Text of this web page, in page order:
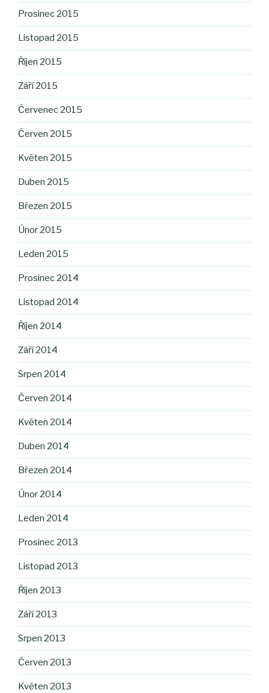
Prosinec 2015
Listopad 2015
Říjen 2015
Září 2015
Červenec 2015
Červen 2015
Květen 2015
Duben 2015
Březen 2015
Únor 2015
Leden 2015
Prosinec 2014
Listopad 2014
Říjen 2014
Září 2014
Srpen 2014
Červen 2014
Květen 2014
Duben 2014
Březen 2014
Únor 2014
Leden 2014
Prosinec 2013
Listopad 2013
Říjen 2013
Září 2013
Srpen 2013
Červen 2013
Květen 2013